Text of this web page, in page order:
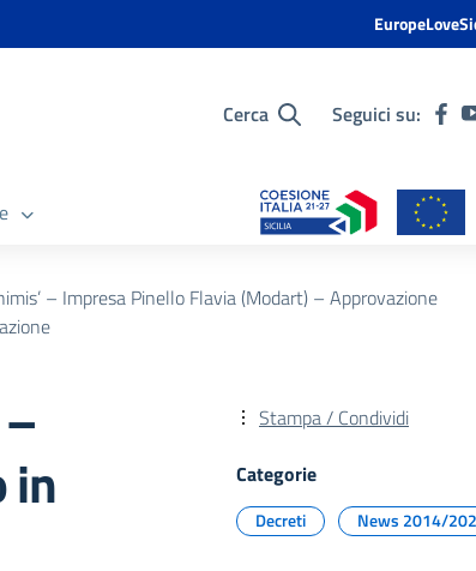
Cerca Seguici su:
– Impresa Pinello Flavia (Modart) – Approvazione
in
Stampa / Condividi
Categorie
Decreti News 2014/